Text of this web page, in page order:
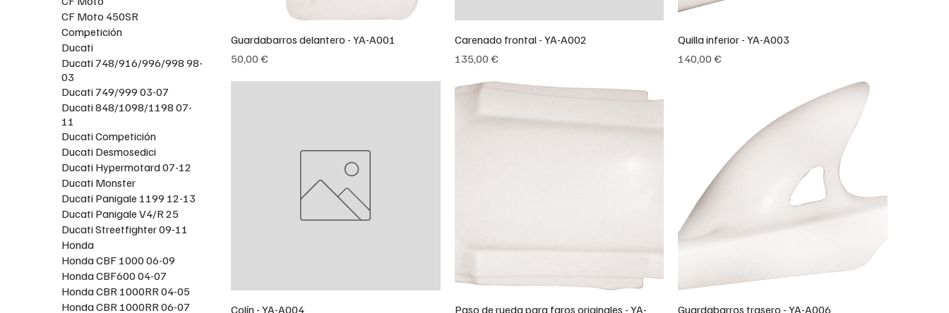
CF Moto 450SR
Competición
Ducati
Ducati 748/916/996/998 98-
03
Ducati 749/999 03-07
Ducati 848/1098/1198 07-
11
Ducati Competición
Ducati Desmosedici
Ducati Hypermotard 07-12
Ducati Monster
Ducati Panigale 1199 12-13
Ducati Panigale V4/R 25
Ducati Streetfighter 09-11
Honda
Honda CBF 1000 06-09
Honda CBF600 04-07
Honda CBR 1000RR 04-05
Honda CBR 1000RR 06-07
Guardabarros delantero - YA-A001
Precio
50,00 €
Carenado frontal - YA-A002
Precio
135,00 €
Quilla inferior - YA-A003
Precio
140,00 €
Colín - YA-A004
Paso de rueda para faros originales - YA-
Guardabarros trasero - YA-A006